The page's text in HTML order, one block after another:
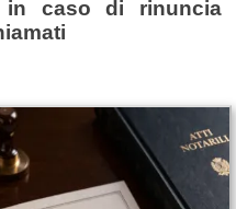
caso di rinuncia